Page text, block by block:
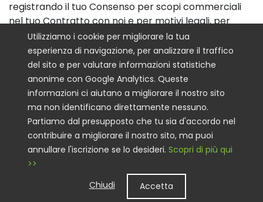
registrando il tuo Consenso per scopi commerciali
nel tuo Contratto con noi e per motivi legali, per
consentire la raccolta di più informazioni personali e
l'invio di cookie al tuo browser che sono essenziali
quando aggiungi articoli al tuo carrello, cookie basati
sulle prestazioni come il modo in cui interagisci con il
nostro Sito, funzionali come la tua preferenza
linguistica o per stabilire un sito replicato per altri, e
promozionali tali promozioni messe a tua
disposizione come distributore o cliente preferito.
Questo Sito o l'accesso ai Servizi di back-office
dell'utente possono memorizzare localmente
"cookie Flash", quando utilizza Adobe® Flash® Player
("Flash") o l'API di YouTube per fornire contenuti
Utilizziamo i cookie per migliorare la tua
esperienza di navigazione, per analizzare il traffico
del sito e per valutare informazioni statistiche
anonime con Google Analytics. Queste
informazioni ci aiutano a migliorare il nostro sito
ma non identificano direttamente nessuno.
Partiamo dal presupposto che tu sia d'accordo nel
contribuire a migliorare il nostro sito, ma puoi
annullare l'iscrizione se lo desideri. Scopri di più qui
>>
Chiudi
Accetta